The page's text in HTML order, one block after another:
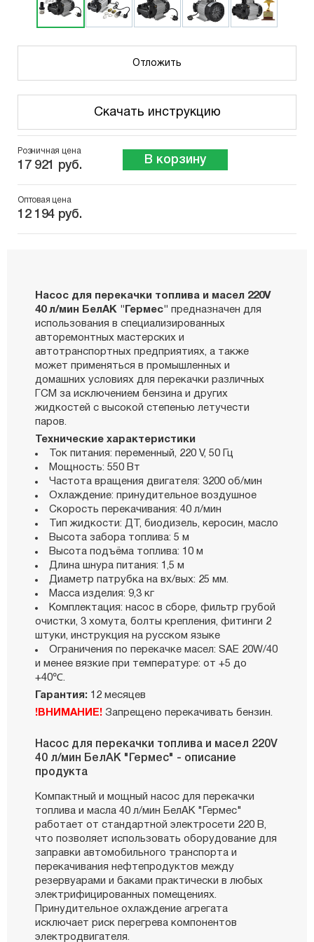
Отложить
Скачать инструкцию
Розничная цена
17 921 руб. В корзину
Оптовая цена
12 194 руб.
Насос для перекачки топлива и масел 220V
40 л/мин БелАК "Гермес" предназначен для
использования в специализированных
авторемонтных мастерских и
автотранспортных предприятиях, а также
может применяться в промышленных и
домашних условиях для перекачки различных
ГСМ за исключением бензина и других
жидкостей с высокой степенью летучести
паров.
Технические характеристики
Ток питания: переменный, 220 V, 50 Гц
Мощность: 550 Вт
Частота вращения двигателя: 3200 об/мин
Охлаждение: принудительное воздушное
Скорость перекачивания: 40 л/мин
Тип жидкости: ДТ, биодизель, керосин, масло
Высота забора топлива: 5 м
Высота подъёма топлива: 10 м
Длина шнура питания: 1,5 м
Диаметр патрубка на вх/вых: 25 мм.
Масса изделия: 9,3 кг
Комплектация: насос в сборе, фильтр грубой
очистки, 3 хомута, болты крепления, фитинги 2
штуки, инструкция на русском языке
Ограничения по перекачке масел: SAE 20W/40
и менее вязкие при температуре: от +5 до
+40℃.
Гарантия: 12 месяцев
!ВНИМАНИЕ! Запрещено перекачивать бензин.
Насос для перекачки топлива и масел 220V
40 л/мин БелАК "Гермес" - описание
продукта
Компактный и мощный насос для перекачки
топлива и масла 40 л/мин БелАК "Гермес"
работает от стандартной электросети 220 В,
что позволяет использовать оборудование для
заправки автомобильного транспорта и
перекачивания нефтепродуктов между
резервуарами и баками практически в любых
электрифицированных помещениях.
Принудительное охлаждение агрегата
исключает риск перегрева компонентов
электродвигателя.